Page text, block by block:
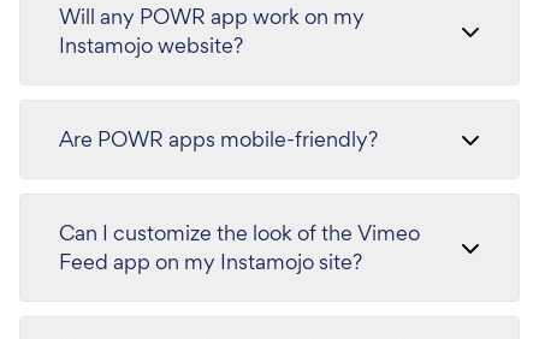
Will any POWR app work on my
Instamojo website?
Are POWR apps mobile-friendly?
Can I customize the look of the Vimeo
Feed app on my Instamojo site?